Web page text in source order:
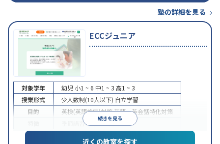
塾の詳細を見る
ECCジュニア
続きを見る
対象学年 幼児 小1 ~ 6 中1 ~ 3 高1 ~ 3
授業形式
少人数制(10人以下) 自立学習
目的
英検(英語検定)対策英語・英会話特化対策
季節講習のみの受講可
近くの教室を探す